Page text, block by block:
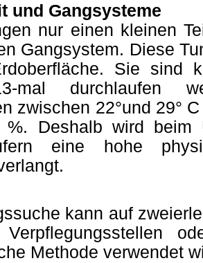
und Gangsysteme
nur einen kleinen
Gangsystem. Diese
Sie sind
mal durchlaufen
zwischen 22°und 29°
Deshalb wird beim
eine hohe
kann auf
Methode verwendet